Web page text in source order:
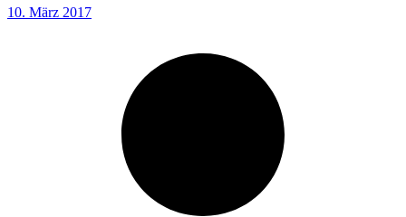
10. März 2017